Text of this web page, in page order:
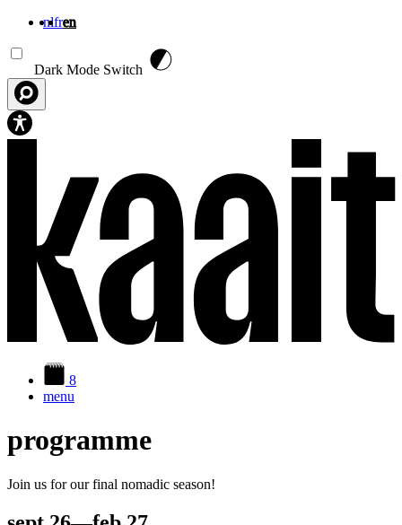
nlfren
Dark Mode Switch
8
menu
programme
Join us for our final nomadic season!